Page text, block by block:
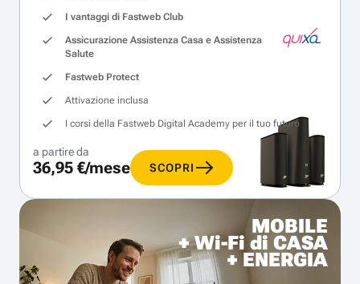
I vantaggi di Fastweb Club
Assicurazione Assistenza Casa e Assistenza
Salute
Fastweb Protect
Attivazione inclusa
I corsi della Fastweb Digital Academy per il tuo futuro
a partire da
36,95 €/mese SCOPRI
MOBILE
+ Wi-Fi di CASA
+ ENERGIA